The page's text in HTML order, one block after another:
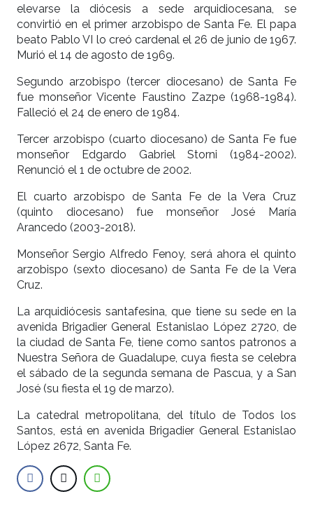
elevarse la diócesis a sede arquidiocesana, se
convirtió en el primer arzobispo de Santa Fe. El papa
beato Pablo VI lo creó cardenal el 26 de junio de 1967.
Murió el 14 de agosto de 1969.
Segundo arzobispo (tercer diocesano) de Santa Fe
fue monseñor Vicente Faustino Zazpe (1968-1984).
Falleció el 24 de enero de 1984.
Tercer arzobispo (cuarto diocesano) de Santa Fe fue
monseñor Edgardo Gabriel Storni (1984-2002).
Renunció el 1 de octubre de 2002.
El cuarto arzobispo de Santa Fe de la Vera Cruz
(quinto diocesano) fue monseñor José María
Arancedo (2003-2018).
Monseñor Sergio Alfredo Fenoy, será ahora el quinto
arzobispo (sexto diocesano) de Santa Fe de la Vera
Cruz.
La arquidiócesis santafesina, que tiene su sede en la
avenida Brigadier General Estanislao López 2720, de
la ciudad de Santa Fe, tiene como santos patronos a
Nuestra Señora de Guadalupe, cuya fiesta se celebra
el sábado de la segunda semana de Pascua, y a San
José (su fiesta el 19 de marzo).
La catedral metropolitana, del título de Todos los
Santos, está en avenida Brigadier General Estanislao
López 2672, Santa Fe.